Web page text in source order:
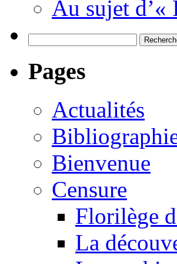
Au sujet d’«
Pages
Actualités
Bienvenue
Censure
Florilège
La